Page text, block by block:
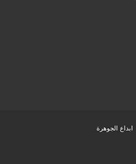
ابداع الجوهرة